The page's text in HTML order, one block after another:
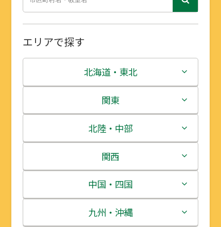
エリアで探す
北海道・東北
北海道
青森県
岩手県
宮城県
秋田県
関東
茨城県
栃木県
群馬県
埼玉県
北陸・中部
新潟県
富山県
石川県
関西
三重県
滋賀県
中国・四国
鳥取県
九州・沖縄